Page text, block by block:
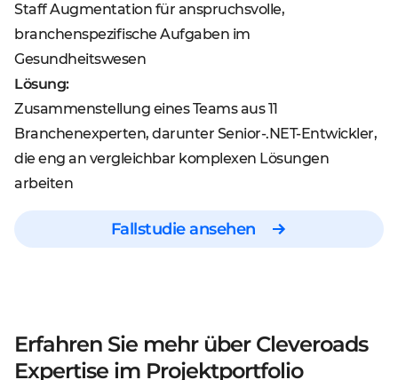
Staff Augmentation für anspruchsvolle,
branchenspezifische Aufgaben im
Gesundheitswesen
Lösung:
Zusammenstellung eines Teams aus 11
Branchenexperten, darunter Senior-.NET-Entwickler,
die eng an vergleichbar komplexen Lösungen
arbeiten
Fallstudie ansehen
Erfahren Sie mehr über Cleveroads
Expertise im Projektportfolio